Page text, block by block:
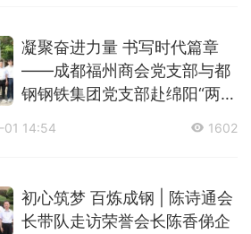
凝聚奋进力量 书写时代篇章
——成都福州商会党支部与都
钢钢铁集团党支部赴绵阳“两弹
14:54 1602
初心筑梦 百炼成钢 | 陈诗通会
长带队走访荣誉会长陈香俤企